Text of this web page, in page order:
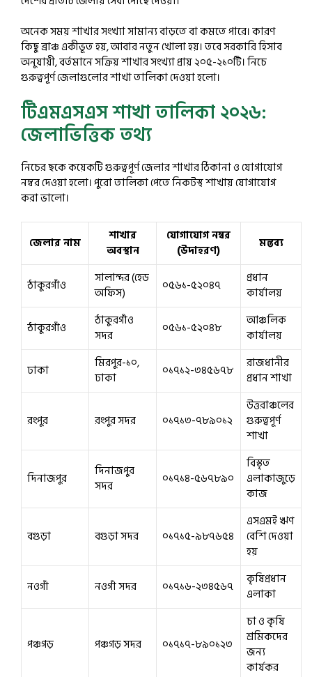
অনেক সময় শাখার সংখ্যা সামান্য বাড়তে বা কমতে পারে। কারণ
কিছু ব্রাঞ্চ একীভূত হয়, আবার নতুন খোলা হয়। তবে সরকারি হিসাব
অনুযায়ী, বর্তমানে সক্রিয় শাখার সংখ্যা প্রায় ২০৫-২১০টি। নিচে
গুরুত্বপূর্ণ জেলাগুলোর শাখা তালিকা দেওয়া হলো।
টিএমএসএস শাখা তালিকা ২০২৬:
জেলাভিত্তিক তথ্য
নিচের ছকে কয়েকটি গুরুত্বপূর্ণ জেলার শাখার ঠিকানা ও যোগাযোগ
নম্বর দেওয়া হলো। পুরো তালিকা পেতে নিকটস্থ শাখায় যোগাযোগ
করা ভালো।
জেলার নাম
শাখার
অবস্থান
যোগাযোগ নম্বর
(উদাহরণ)
মন্তব্য
ঠাকুরগাঁও
সালান্দর (হেড
অফিস)
০৫৬১-৫২০৪৭
প্রধান
কার্যালয়
ঠাকুরগাঁও
ঠাকুরগাঁও
সদর
০৫৬১-৫২০৪৮
আঞ্চলিক
কার্যালয়
ঢাকা
মিরপুর-১০,
ঢাকা
০১৭১২-৩৪৫৬৭৮
রাজধানীর
প্রধান শাখা
রংপুর রংপুর সদর ০১৭১৩-৭৮৯০১২
উত্তরাঞ্চলের
গুরুত্বপূর্ণ
শাখা
দিনাজপুর
দিনাজপুর
সদর
০১৭১৪-৫৬৭৮৯০
বিস্তৃত
এলাকাজুড়ে
কাজ
বগুড়া বগুড়া সদর ০১৭১৫-৯৮৭৬৫৪
এসএমই ঋণ
বেশি দেওয়া
হয়
নওগাঁ
নওগাঁ সদর ০১৭১৬-২৩৪৫৬৭
কৃষিপ্রধান
এলাকা
পঞ্চগড় পঞ্চগড় সদর ০১৭১৭-৮৯০১২৩
চা ও কৃষি
শ্রমিকদের
জন্য
কার্যকর